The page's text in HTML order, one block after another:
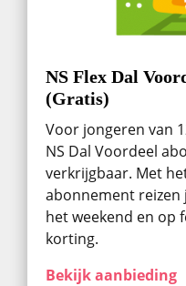
NS Flex Dal
(Gratis)
Voor jongeren van
NS Dal Voordeel
verkrijgbaar. Met
abonnement reizen
het weekend en op
korting.
Bekijk aanbieding